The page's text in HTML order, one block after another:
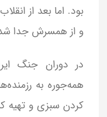
بود. اما بعد از
و از همسرش جدا
در دوران جنگ
همه‌جوره به
کردن سبزی و تهیه